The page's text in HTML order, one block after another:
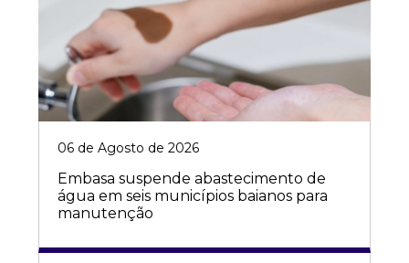
06 de Agosto de 2026
Embasa suspende abastecimento de
água em seis municípios baianos para
manutenção